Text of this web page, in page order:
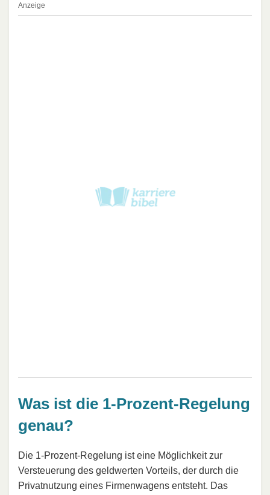
Anzeige
Was ist die 1-Prozent-Regelung
genau?
Die 1-Prozent-Regelung ist eine Möglichkeit zur
Versteuerung des geldwerten Vorteils, der durch die
Privatnutzung eines Firmenwagens entsteht. Das